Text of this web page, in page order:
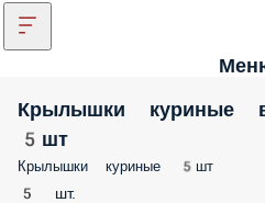
Крылышки куриные
5шт
Крылышки куриные 5шт
5 шт.